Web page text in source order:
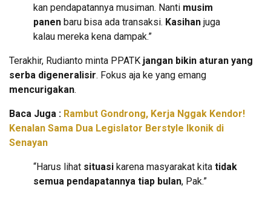
kan pendapatannya musiman. Nanti musim
panen baru bisa ada transaksi. Kasihan juga
kalau mereka kena dampak.”
Terakhir, Rudianto minta PPATK jangan bikin aturan yang
serba digeneralisir. Fokus aja ke yang emang
mencurigakan.
Baca Juga : Rambut Gondrong, Kerja Nggak Kendor!
Kenalan Sama Dua Legislator Berstyle Ikonik di
Senayan
“Harus lihat situasi karena masyarakat kita tidak
semua pendapatannya tiap bulan, Pak.”